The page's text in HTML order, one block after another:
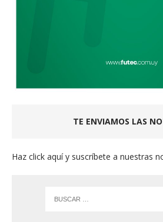
TE ENVIAMOS LAS
Haz click aquí y suscríbete a nuestras